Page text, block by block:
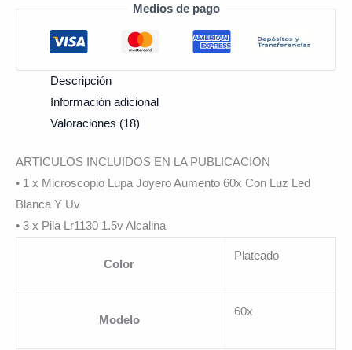
Medios de pago
Descripción
Información adicional
Valoraciones (18)
ARTICULOS INCLUIDOS EN LA PUBLICACION
• 1 x Microscopio Lupa Joyero Aumento 60x Con Luz Led
Blanca Y Uv
• 3 x Pila Lr1130 1.5v Alcalina
Color
Plateado
Modelo
60x